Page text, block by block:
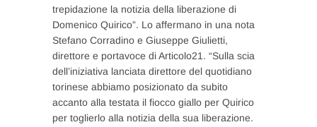
trepidazione la notizia della liberazione di
Domenico Quirico”. Lo affermano in una nota
Stefano Corradino e Giuseppe Giulietti,
direttore e portavoce di Articolo21. “Sulla scia
dell’iniziativa lanciata direttore del quotidiano
torinese abbiamo posizionato da subito
accanto alla testata il fiocco giallo per Quirico
per toglierlo alla notizia della sua liberazione.